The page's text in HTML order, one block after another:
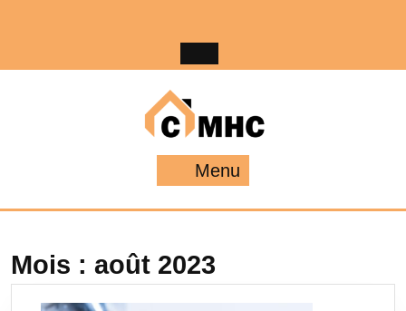
Menu
Mois : août 2023